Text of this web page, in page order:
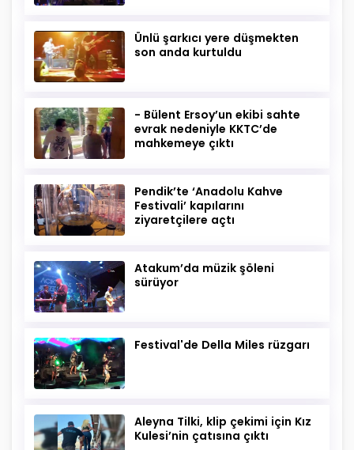
Ünlü şarkıcı yere düşmekten
son anda kurtuldu
- Bülent Ersoy’un ekibi sahte
evrak nedeniyle KKTC’de
mahkemeye çıktı
Pendik’te ‘Anadolu Kahve
Festivali’ kapılarını
ziyaretçilere açtı
Atakum’da müzik şöleni
sürüyor
Festival'de Della Miles rüzgarı
Aleyna Tilki, klip çekimi için Kız
Kulesi’nin çatısına çıktı